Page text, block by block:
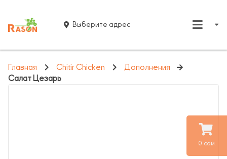
0 сом.
Выберите адрес
Главная Chitir Chicken
Дополнения
Салат Цезарь